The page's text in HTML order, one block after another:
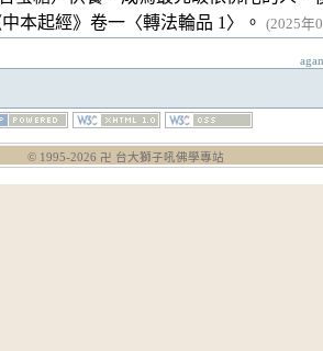
本起經》卷一〈轉法輪品 1〉。
(2025年
© 1995-2026 卍 台大獅子吼佛學專站